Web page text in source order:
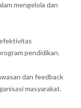
mengelola dan
pendidikan.
dan feedback
masyarakat.